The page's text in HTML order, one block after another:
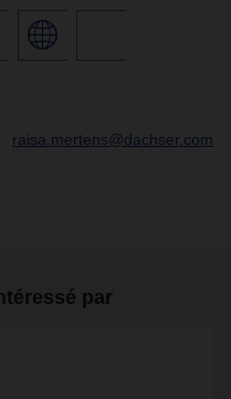
raisa.mertens@dachser.com
par